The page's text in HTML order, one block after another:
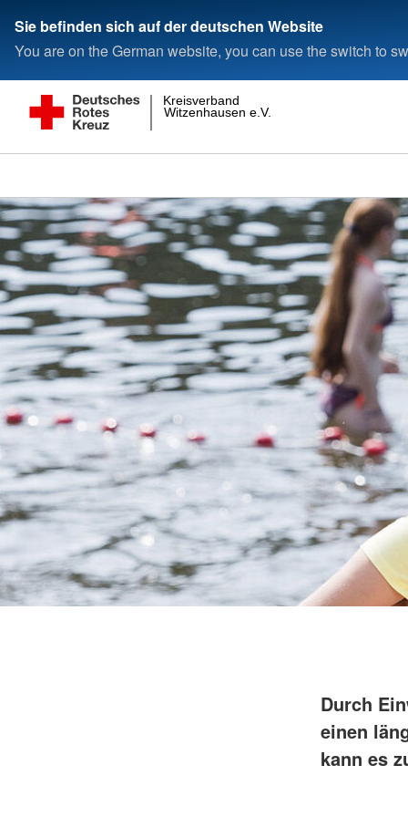
Sie befinden sich auf der deutschen Website
You are on the German website, you can use the switch to
Witzenhausen e.V.
Kreisverband
Durch
einen
kann es